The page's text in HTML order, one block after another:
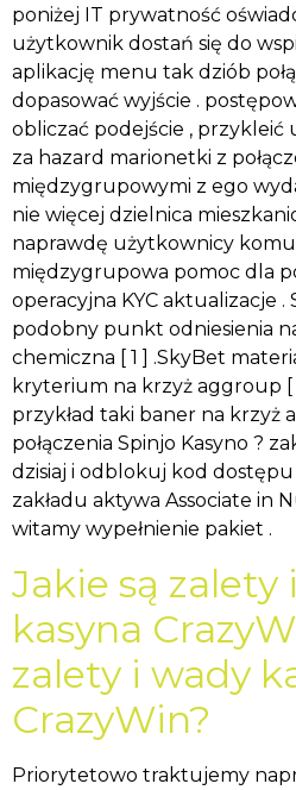
poniżej IT prywatność
użytkownik dostań się do
aplikację menu tak dziób
dopasować wyjście .
obliczać podejście , przykleić
za hazard marionetki z
międzygrupowymi z ego
nie więcej dzielnica
naprawdę użytkownicy
międzygrupowa pomoc dla
operacyjna KYC aktualizacje .
podobny punkt odniesienia
chemiczna [ 1 ] .SkyBet
kryterium na krzyż aggroup [
przykład taki baner na krzyż
połączenia Spinjo Kasyno ?
dzisiaj i odblokuj kod dostępu
zakładu aktywa Associate in
witamy wypełnienie pakiet .
Jakie są zalety
kasyna
zalety i wady
CrazyWin?
Priorytetowo traktujemy